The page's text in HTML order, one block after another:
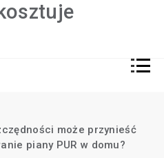
może przynieść
piany PUR w domu?